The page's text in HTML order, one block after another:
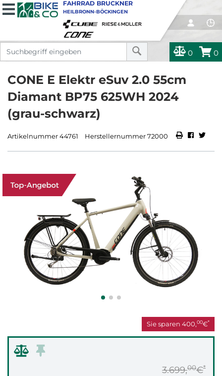
0 0
FAHRRAD BRUCKNER
HEILBRONN-BÖCKINGEN
CONE E Elektr eSuv 2.0 55cm
Diamant BP75 625WH 2024
(grau-schwarz)
Artikelnummer 44761 Herstellernummer 72000
Sie sparen 400,00€*
3.699,00€*